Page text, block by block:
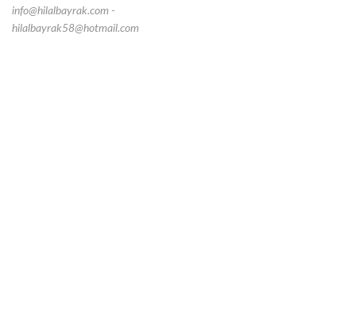
info@hilalbayrak.com -
hilalbayrak58@hotmail.com